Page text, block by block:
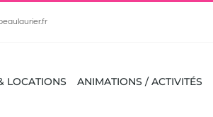
LOCATIONS ANIMATIONS / ACTIVITÉS